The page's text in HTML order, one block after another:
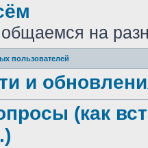
на
пользователей
и
(как